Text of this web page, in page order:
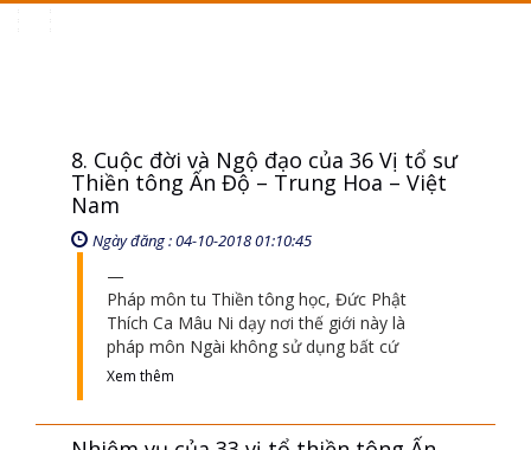
8. Cuộc đời và Ngộ đạo của 36 Vị tổ sư
Thiền tông Ấn Độ – Trung Hoa – Việt
Nam
Ngày đăng : 04-10-2018 01:10:45
Pháp môn tu Thiền tông học, Đức Phật
Thích Ca Mâu Ni dạy nơi thế giới này là
pháp môn Ngài không sử dụng bất cứ
Xem thêm